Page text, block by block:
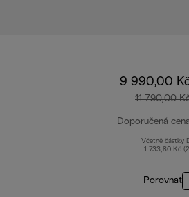
9 990,00
11 790,00
Doporučená
Včetně částky
1 733,80 Kč
Porovnat